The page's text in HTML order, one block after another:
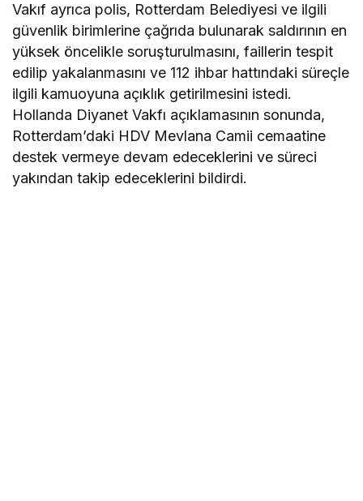
Vakıf ayrıca polis, Rotterdam Belediyesi ve ilgili
güvenlik birimlerine çağrıda bulunarak saldırının en
yüksek öncelikle soruşturulmasını, faillerin tespit
edilip yakalanmasını ve 112 ihbar hattındaki süreçle
ilgili kamuoyuna açıklık getirilmesini istedi.
Hollanda Diyanet Vakfı açıklamasının sonunda,
Rotterdam’daki HDV Mevlana Camii cemaatine
destek vermeye devam edeceklerini ve süreci
yakından takip edeceklerini bildirdi.